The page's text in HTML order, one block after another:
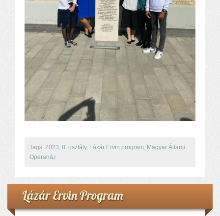
Tags: 2023, 8. osztály, Lázár Ervin program, Magyar Állami
Operaház .
Lázár Ervin Program